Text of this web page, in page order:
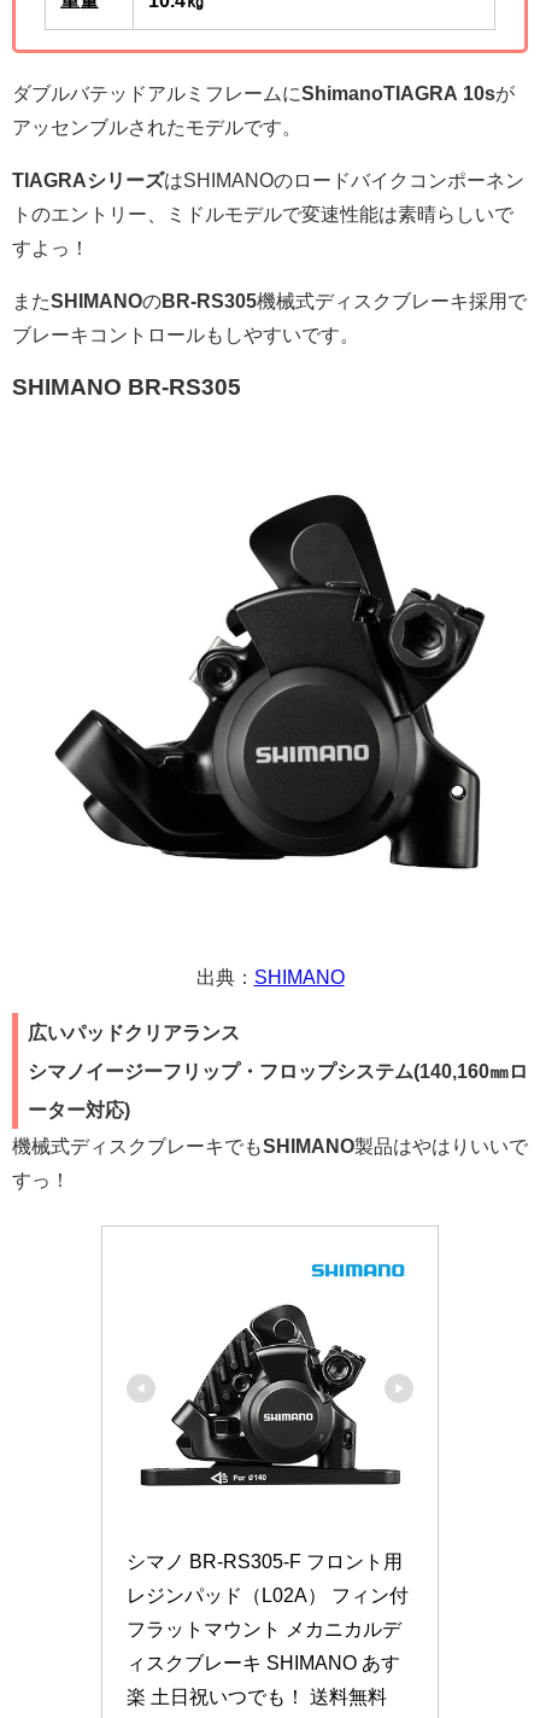
ダブルバテッドアルミフレームにShimanoTIAGRA 10sが
アッセンブルされたモデルです。
TIAGRAシリーズはSHIMANOのロードバイクコンポーネン
トのエントリー、ミドルモデルで変速性能は素晴らしいで
すよっ！
またSHIMANOのBR-RS305機械式ディスクブレーキ採用で
ブレーキコントロールもしやすいです。
SHIMANO BR-RS305
出典： SHIMANO
広いパッドクリアランス
シマノイージーフリップ・フロップシステム(140,160㎜ロ
ーター対応)
機械式ディスクブレーキでもSHIMANO製品はやはりいいで
すっ！
シマノ BR-RS305-F フロント用
レジンパッド（L02A） フィン付
フラットマウント メカニカルデ
ィスクブレーキ SHIMANO あす
楽 土日祝いつでも！ 送料無料